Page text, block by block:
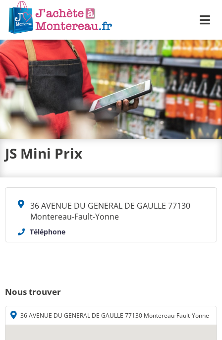
JS Mini Prix
36 AVENUE DU GENERAL DE GAULLE 77130
Montereau-Fault-Yonne
Téléphone
Nous trouver
36 AVENUE DU GENERAL DE GAULLE 77130 Montereau-Fault-Yonne